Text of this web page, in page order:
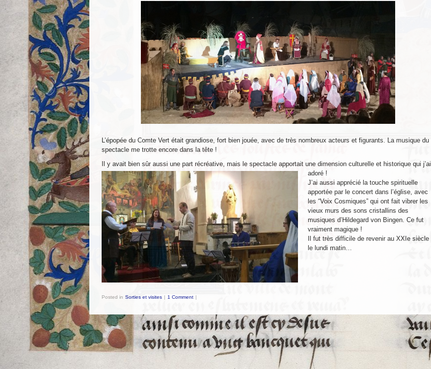
L’épopée du Comte Vert était grandiose, fort bien jouée, avec de très nombreux acteurs et figurants. La musique du
spectacle me trotte encore dans la tête !
Il y avait bien sûr aussi une part récréative, mais le spectacle apportait une dimension culturelle et historique qui j’ai
adoré !
J’ai aussi apprécié la touche spirituelle
apportée par le concert dans l’église, avec
les “Voix Cosmiques” qui ont fait vibrer les
vieux murs des sons cristallins des
musiques d’Hildegard von Bingen. Ce fut
vraiment magique !
Il fut très difficile de revenir au XXIe siècle
le lundi matin…
Posted in Sorties et visites 1 Comment